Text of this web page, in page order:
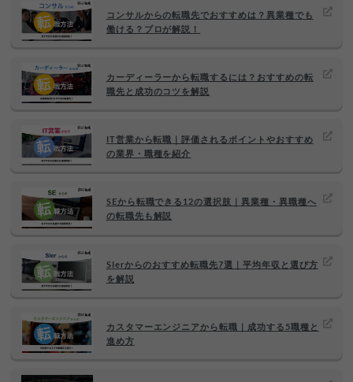
コンサルからの転職先でおすすめは？異業種でも
働ける？プロが解説！
カーディーラーから転職するには？おすすめの転
職先と成功のコツを解説
IT営業から転職｜評価されるポイントやおすすめ
の業界・職種を紹介
SEから転職できる12の選択肢｜異業種・異職種へ
の転職先も解説
SIerからのおすすめ転職先7選｜平均年収と選び方
を解説
カスタマーエンジニアから転職｜成功する5職種と
進め方